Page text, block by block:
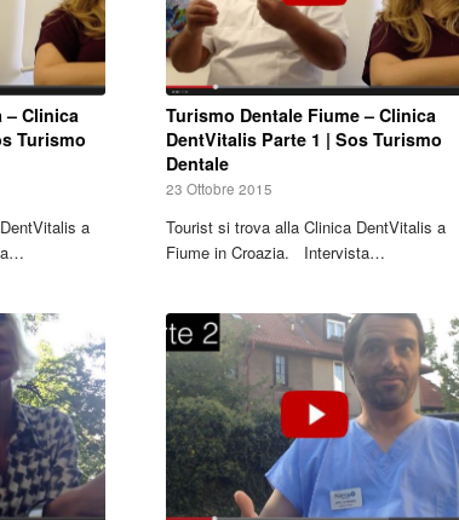
– Clinica
Turismo
a
Turismo Dentale Fiume – Clinica
DentVitalis Parte 1 | Sos Turismo
Dentale
23 Ottobre 2015
Tourist si trova alla Clinica DentVitalis a
Fiume in Croazia. Intervista…